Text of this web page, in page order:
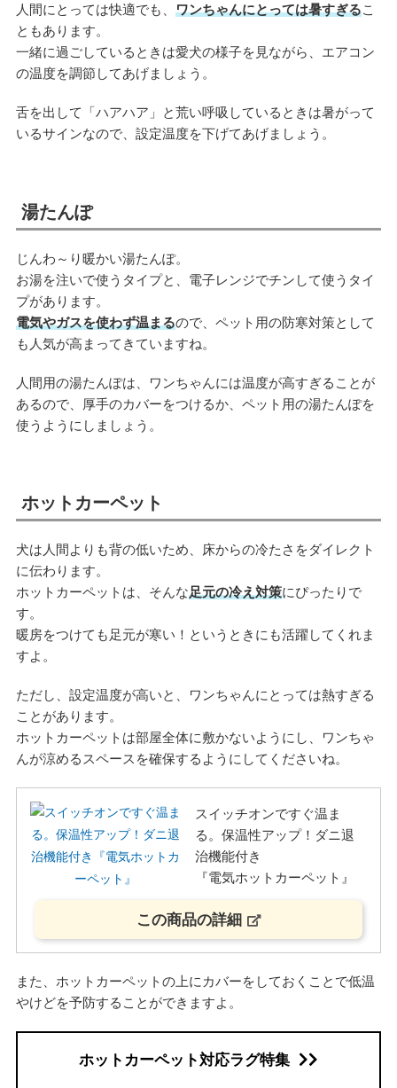
人間にとっては快適でも、 ワンちゃんにとっては暑すぎるこ
ともあります。
一緒に過ごしているときは愛犬の様子を見ながら、エアコン
の温度を調節してあげましょう。
舌を出して「ハアハア」と荒い呼吸しているときは暑がって
いるサインなので、設定温度を下げてあげましょう。
湯たんぽ
じんわ～り暖かい湯たんぽ。
お湯を注いで使うタイプと、電子レンジでチンして使うタイ
プがあります。
電気やガスを使わず温まるので、ペット用の防寒対策として
も人気が高まってきていますね。
人間用の湯たんぽは、ワンちゃんには温度が高すぎることが
あるので、厚手のカバーをつけるか、ペット用の湯たんぽを
使うようにしましょう。
ホットカーペット
犬は人間よりも背の低いため、床からの冷たさをダイレクト
に伝わります。
ホットカーペットは、そんな足元の冷え対策にぴったりで
す。
暖房をつけても足元が寒い！というときにも活躍してくれま
すよ。
ただし、設定温度が高いと、ワンちゃんにとっては熱すぎる
ことがあります。
ホットカーペットは部屋全体に敷かないようにし、ワンちゃ
んが涼めるスペースを確保するようにしてくださいね。
スイッチオンですぐ温ま
る。保温性アップ！ダニ退
治機能付き
『電気ホットカーペット』
この商品の詳細
また、ホットカーペットの上にカバーをしておくことで低温
やけどを予防することができますよ。
ホットカーペット対応ラグ特集